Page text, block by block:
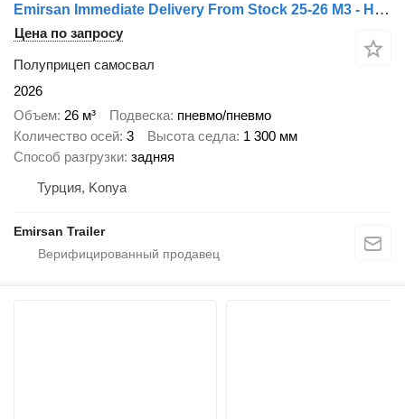
Emirsan Immediate Delivery From Stock 25-26 M3 - HARDOX - SAF INTRADISC
Цена по запросу
Полуприцеп самосвал
2026
Объем 26 м³ Подвеска пневмо/пневмо
Количество осей 3 Высота седла 1 300 мм
Способ разгрузки задняя
Турция, Konya
Emirsan Trailer